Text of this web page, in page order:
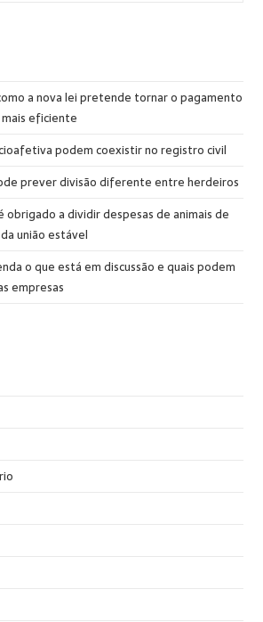
a nova lei pretende tornar o pagamento
eficiente
podem coexistir no registro civil
prever divisão diferente entre herdeiros
obrigado a dividir despesas de animais de
união estável
o que está em discussão e quais podem
empresas